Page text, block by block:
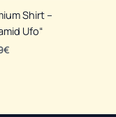
Shirt –
Ufo“
€